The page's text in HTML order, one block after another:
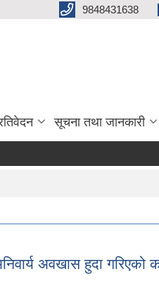
9848431638
सूचना तथा जानकारी
अवखास हुदा गरिएको